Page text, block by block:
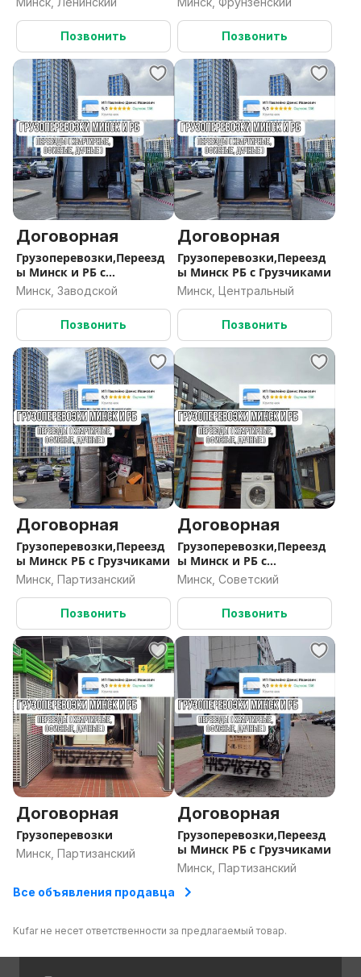
Позвонить Позвонить
Договорная
Грузоперевозки,Переезд
ы Минск и РБ с
Грузчиками
Минск, Заводской
Позвонить
Договорная
Грузоперевозки,Переезд
ы Минск РБ с Грузчиками
Минск, Центральный
Позвонить
Договорная
Грузоперевозки,Переезд
ы Минск РБ с Грузчиками
Минск, Партизанский
Позвонить
Договорная
Грузоперевозки,Переезд
ы Минск и РБ с
Грузчиками
Минск, Советский
Позвонить
Договорная
Грузоперевозки
Минск, Партизанский
Договорная
Грузоперевозки,Переезд
ы Минск РБ с Грузчиками
Минск, Партизанский
Все объявления продавца
Kufar не несет ответственности за предлагаемый товар.